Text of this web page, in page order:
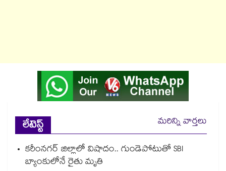
లేటెస్ట్
మరిన్ని వార్తలు
కరీంనగర్ జిల్లాలో విషాదం.. గుండెపోటుతో SBI
బ్యాంకులోనే రైతు మృతి